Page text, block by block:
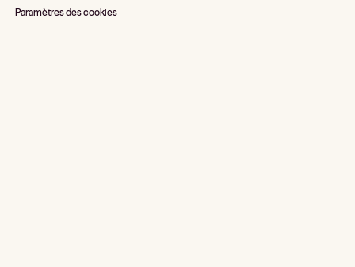
Paramètres des cookies